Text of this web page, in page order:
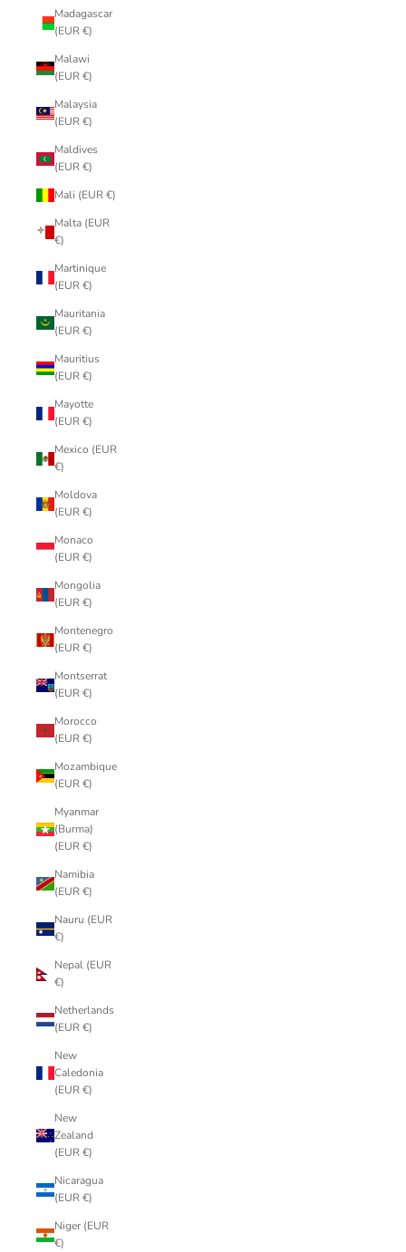
Madagascar
(EUR €)
Malawi
(EUR €)
Malaysia
(EUR €)
Maldives
(EUR €)
Mali (EUR €)
Malta (EUR
€)
Martinique
(EUR €)
Mauritania
(EUR €)
Mauritius
(EUR €)
Mayotte
(EUR €)
Mexico (EUR
€)
Moldova
(EUR €)
Monaco
(EUR €)
Mongolia
(EUR €)
Montenegro
(EUR €)
Montserrat
(EUR €)
Morocco
(EUR €)
Mozambique
(EUR €)
Myanmar
(Burma)
(EUR €)
Namibia
(EUR €)
Nauru (EUR
€)
Nepal (EUR
€)
Netherlands
(EUR €)
New
Caledonia
(EUR €)
New
Zealand
(EUR €)
Nicaragua
(EUR €)
Niger (EUR
€)